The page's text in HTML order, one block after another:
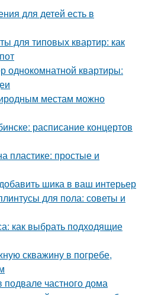
для детей есть в
для типовых квартир: как
однокомнатной квартиры:
местам можно
расписание концертов
пластике: простые и
шика в ваш интерьер
для пола: советы и
как выбрать подходящие
скважину в погребе,
подвале частного дома